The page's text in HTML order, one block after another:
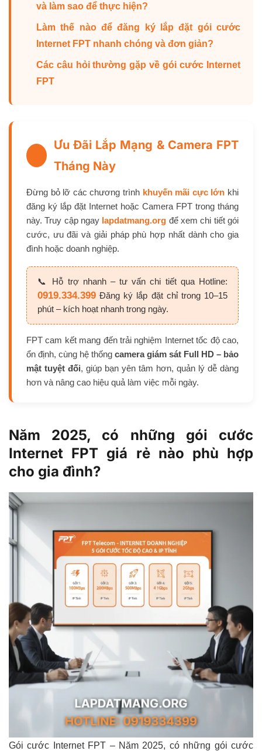
và làm sao để thực hiện?
Làm thế nào để đăng ký lắp đặt gói cước
Internet FPT nhanh chóng và đơn giản?
Các câu hỏi thường gặp về gói cước Internet
FPT
Ưu Đãi Lắp Mạng & Camera FPT
Tháng Này
Đừng bỏ lỡ các chương trình khuyến mãi cực lớn khi
đăng ký lắp đặt Internet hoặc Camera FPT trong tháng
này. Truy cập ngay lapdatmang.org để xem chi tiết gói
cước, ưu đãi và giải pháp phù hợp nhất dành cho gia
đình hoặc doanh nghiệp.
📞 Hỗ trợ nhanh – tư vấn chi tiết qua Hotline:
0919.334.399 Đăng ký lắp đặt chỉ trong 10–15
phút – kích hoạt nhanh trong ngày.
FPT cam kết mang đến trải nghiệm Internet tốc độ cao,
ổn định, cùng hệ thống camera giám sát Full HD – bảo
mật tuyệt đối, giúp bạn yên tâm hơn, quản lý dễ dàng
hơn và nâng cao hiệu quả làm việc mỗi ngày.
Năm 2025, có những gói cước
Internet FPT giá rẻ nào phù hợp
cho gia đình?
Gói cước Internet FPT – Năm 2025, có những gói cước